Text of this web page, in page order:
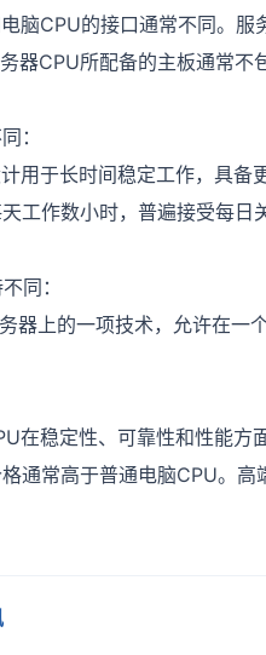
脑CPU的接口通常不同。服
器CPU所配备的主板通常不
：
用于长时间稳定工作，具备
工作数小时，普遍接受每日
同：
器上的一项技术，允许在一
在稳定性、可靠性和性能方
通常高于普通电脑CPU。高